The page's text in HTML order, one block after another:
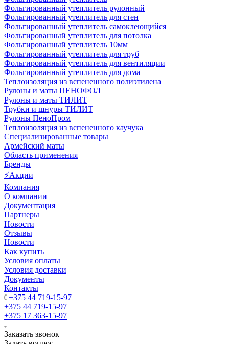
Фольгированный утеплитель рулонный
Фольгированный утеплитель для стен
Фольгированный утеплитель самоклеющийся
Фольгированный утеплитель для потолка
Фольгированный утеплитель 10мм
Фольгированный утеплитель для труб
Фольгированный утеплитель для вентиляции
Фольгированный утеплитель для дома
Теплоизоляция из вспененного полиэтилена
Рулоны и маты ПЕНОФОЛ
Рулоны и маты ТИЛИТ
Трубки и шнуры ТИЛИТ
Рулоны ПеноПром
Теплоизоляция из вспененного каучука
Специализированные товары
Армейский маты
Область применения
Бренды
⚡Акции
Компания
О компании
Документация
Партнеры
Новости
Отзывы
Новости
Как купить
Условия оплаты
Условия доставки
Документы
Контакты
+375 44 719-15-97
+375 44 719-15-97
+375 17 363-15-97
Заказать звонок